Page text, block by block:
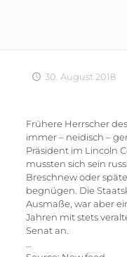
30. August 2018
Frühere Herrscher
immer – neidisch –
Präsident im Lincoln
mussten sich sein
Breschnew oder
begnügen. Die
Ausmaße, war aber
Jahren mit stets
Senat an.